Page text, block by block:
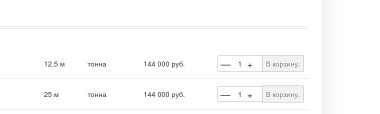
12,5 м тонна 144 000 руб. — + В корзину.
25 м тонна 144 000 руб. — + В корзину.